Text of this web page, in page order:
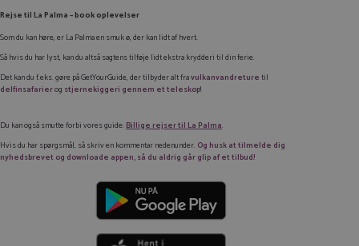
Rejse til La Palma – book oplevelser
Som du kan høre, er La Palma en smuk ø, der kan lidt af hvert.
Så hvis du har lyst, kan du altså sagtens tilføje lidt ekstra krydderi til din ferie.
Det kan du f.eks. gøre på GetYourGuide, der tilbyder alt fravulkanvandreturetil
delfinsafarierog stjernekiggeri gennem et teleskop!
Du kan også smutte forbi vores guide:Billigerejser til La Palma.
Hvis du har spørgsmål, så skriv en kommentar nedenunder. Og husk at tilmelde dig
nyhedsbrevet og downloade appen, så du aldrig går glip af et tilbud!